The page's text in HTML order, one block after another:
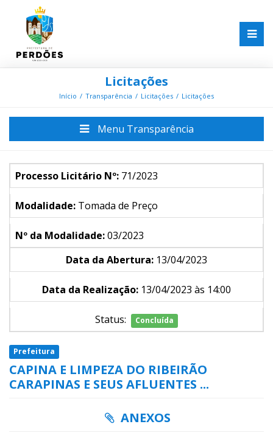
Licitações
Início Transparência Licitações Licitações
Menu Transparência
Processo Licitário Nº: 71/2023
Modalidade: Tomada de Preço
Nº da Modalidade:03/2023
Data da Abertura: 13/04/2023
Data da Realização: 13/04/2023 às 14:00
Status: Concluída
Prefeitura
CAPINA E LIMPEZA DO RIBEIRÃO
CARAPINAS E SEUS AFLUENTES ...
ANEXOS